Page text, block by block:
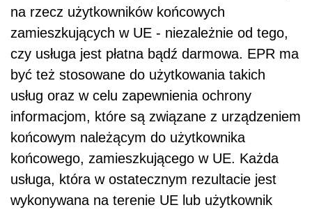
na rzecz użytkowników końcowych
zamieszkujących w UE - niezależnie od tego,
czy usługa jest płatna bądź darmowa. EPR ma
być też stosowane do użytkowania takich
usług oraz w celu zapewnienia ochrony
informacjom, które są związane z urządzeniem
końcowym należącym do użytkownika
końcowego, zamieszkującego w UE. Każda
usługa, która w ostatecznym rezultacie jest
wykonywana na terenie UE lub użytkownik